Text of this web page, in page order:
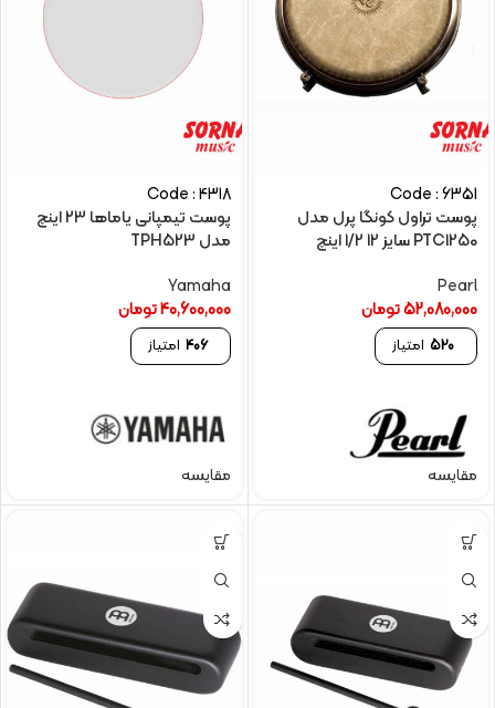
Code : 6351
پوست تراول کونگا پرل مدل
PTC1250 سایز 12 1/2 اینچ
Pearl
52,080,000تومان
520 امتیاز
مقایسه
Code : 4318
پوست تیمپانی یاماها 23 اینچ
مدل TPH523
Yamaha
40,600,000تومان
406 امتیاز
مقایسه